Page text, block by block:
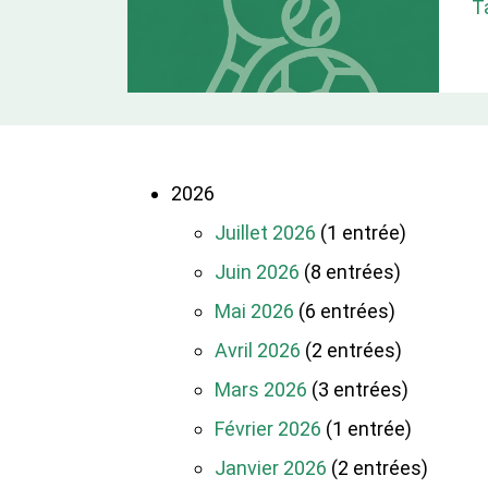
2026
Juillet 2026 (1 entrée)
Juin 2026 (8 entrées)
Mai 2026 (6 entrées)
Avril 2026 (2 entrées)
Mars 2026 (3 entrées)
Février 2026 (1 entrée)
Janvier 2026 (2 entrées)